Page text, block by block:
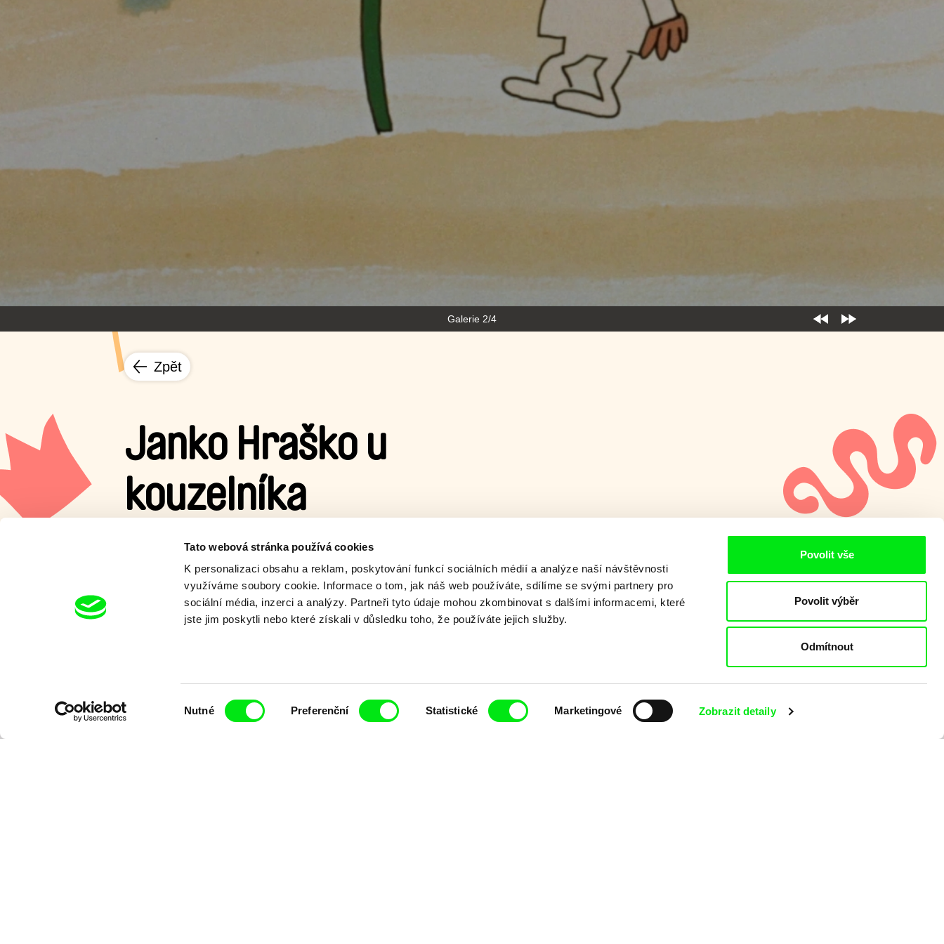
Tato webová stránka používá cookies
K personalizaci obsahu a reklam, poskytování funkcí sociálních médií a analýze naší návštěvnosti
využíváme soubory cookie. Informace o tom, jak náš web používáte, sdílíme se svými partnery pro
sociální média, inzerci a analýzy. Partneři tyto údaje mohou zkombinovat s dalšími informacemi, které
jste jim poskytli nebo které získali v důsledku toho, že používáte jejich služby.
Nutné Preferenční Statistické Marketingové Zobrazit detaily
Povolit vše
Povolit výběr
Odmítnout
Galerie 2/4
Zpět
Janko Hraško u
kouzelníka
Janko Hraško je nespokojený se svou výškou, a tak zkouší
všechno možné i nemožné, včetně návštěvy kouzelníka.
Zobrazit více
Chcete být pravidelně informováni o novinkách v junior programu?